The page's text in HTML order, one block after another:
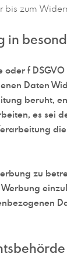
zum
f
Daten
beruht,
es sei
zu